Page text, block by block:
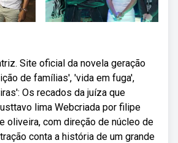
Site oficial da novela geração
de famílias', 'vida em fuga',
Os recados da juíza que
lima Webcriada por filipe
oliveira, com direção de núcleo de
conta a história de um grande